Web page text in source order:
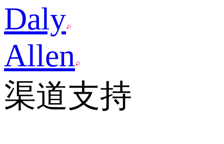
Daly
Allen
渠道支持